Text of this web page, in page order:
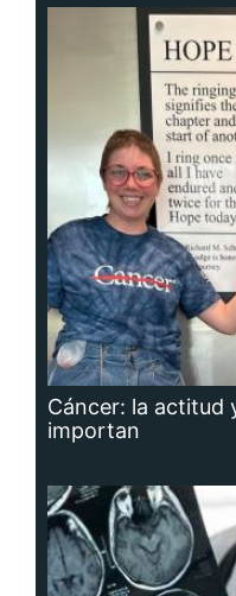
Cáncer: la actitud
importan